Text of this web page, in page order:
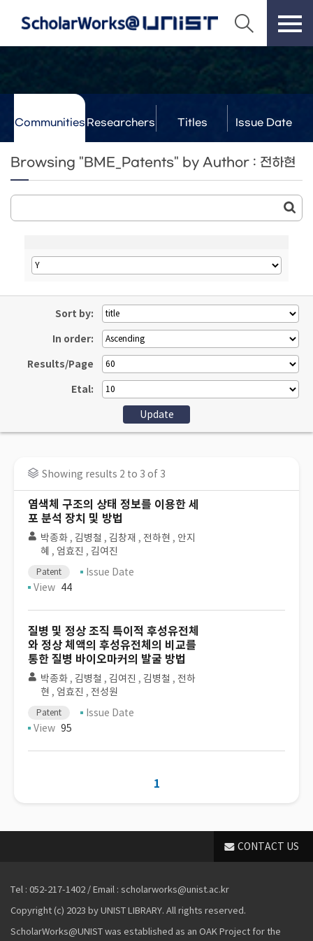
Communities Researchers Titles Issue Date
Browsing "BME_Patents" by Author : 전하현
Sort by:
In order:
Results/Page
Etal:
Showing results 2 to 3 of 3
염색체 구조의 상태 정보를 이용한 세
포 분석 장치 및 방법
박종화 , 김병철 , 김창재 , 전하현 , 안지
혜 , 엄효진 , 김여진
Patent
Issue Date
View 44
질병 및 정상 조직 특이적 후성유전체
와 정상 체액의 후성유전체의 비교를
통한 질병 바이오마커의 발굴 방법
박종화 , 김병철 , 김여진 , 김병철 , 전하
현 , 엄효진 , 전성원
Patent
Issue Date
View 95
1
CONTACT US
Tel : 052-217-1402 / Email : scholarworks@unist.ac.kr
Copyright (c) 2023 by UNIST LIBRARY. All rights reserved.
ScholarWorks@UNIST was established as an OAK Project for the